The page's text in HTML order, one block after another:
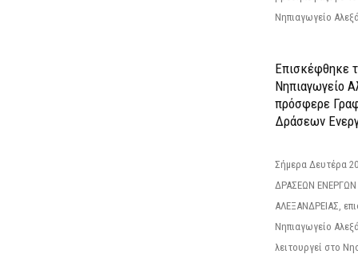
Νηπιαγωγείο
Επισκέφθηκε
Νηπιαγωγείο
πρόσφερε
Δράσεων
Σήμερα Δευτέρα
ΔΡΑΣΕΩΝ
ΑΛΕΞΑΝΔΡΕΙΑΣ,
Νηπιαγωγείο
λειτουργεί στο